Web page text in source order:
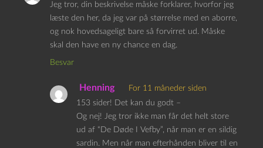
Jeg tror, din beskrivelse måske forklarer, hvorfor jeg
læste den her, da jeg var på størrelse med en aborre,
og nok hovedsageligt bare så forvirret ud. Måske
skal den have en ny chance en dag.
Besvar
Henning
For 11 måneder siden
153 sider! Det kan du godt –
Og nej! Jeg tror ikke man får det helt store
ud af “De Døde I Vefby”, når man er en sildig
sardin. Men når man efterhånden bliver til en